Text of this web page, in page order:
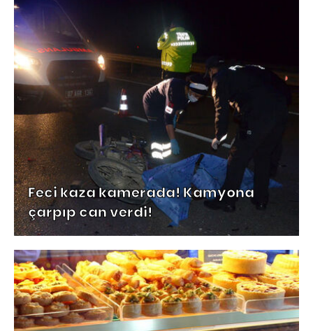
Feci kaza kamerada! Kamyona
çarpıp can verdi!